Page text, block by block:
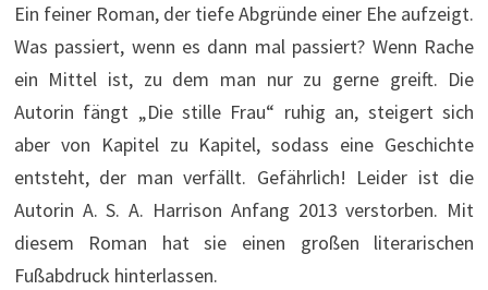
Ein feiner Roman, der tiefe Abgründe einer Ehe aufzeigt.
Was passiert, wenn es dann mal passiert? Wenn Rache
ein Mittel ist, zu dem man nur zu gerne greift. Die
Autorin fängt „Die stille Frau“ ruhig an, steigert sich
aber von Kapitel zu Kapitel, sodass eine Geschichte
entsteht, der man verfällt. Gefährlich! Leider ist die
Autorin A. S. A. Harrison Anfang 2013 verstorben. Mit
diesem Roman hat sie einen großen literarischen
Fußabdruck hinterlassen.